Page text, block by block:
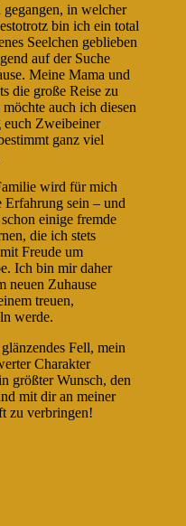
in welcher
bin ich ein total
Seelchen geblieben
auf der Suche
Meine Mama und
die große Reise zu
auch ich diesen
euch Zweibeiner
ganz viel
wird für mich
Erfahrung sein – und
einige fremde
die ich stets
Freude um
Ich bin mir daher
neuen Zuhause
treuen,
werde.
Fell, mein
Charakter
größter Wunsch, den
mit dir an meiner
zu verbringen!